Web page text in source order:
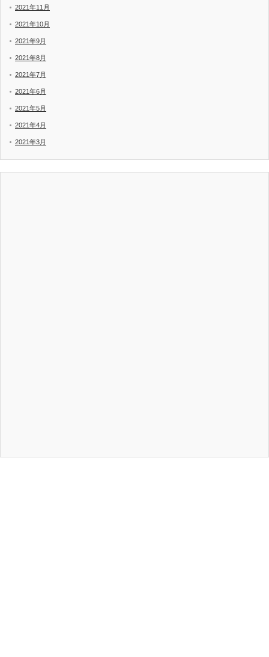
2021年11月
2021年10月
2021年9月
2021年8月
2021年7月
2021年6月
2021年5月
2021年4月
2021年3月